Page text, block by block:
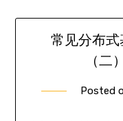
常见分布
（二
Posted